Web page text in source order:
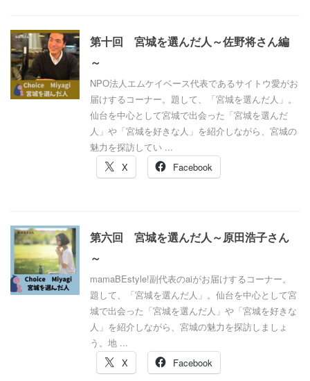
第十回 宮城を選んだ人～佐野将さん編
～
NPO法人エムケイベース代表であるサイトウ愛がお
届けするコーナー。題して、「宮城を選んだ人」。
仙台を中心として宮城で出会った「宮城を選んだ
人」や「宮城を好きな人」を紹介しながら、宮城の
魅力を探訪してい ...
X
Facebook
第六回 宮城を選んだ人～原田浩子さん
～
mamaBEstyle!副代表のaiがお届けするコーナー。
題して、「宮城を選んだ人」。仙台を中心として宮
城で出会った「宮城を選んだ人」や「宮城を好きな
人」を紹介しながら、宮城の魅力を探訪しましょ
う。地 ...
X
Facebook